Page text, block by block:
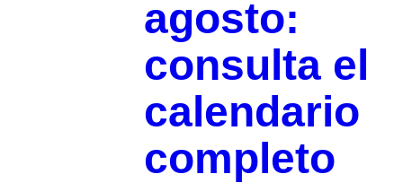
agosto:
consulta el
calendario
completo